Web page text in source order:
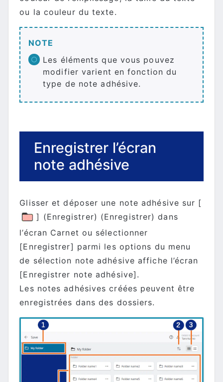
ou la couleur du texte.
NOTE
Les éléments que vous pouvez
modifier varient en fonction du
type de note adhésive.
Enregistrer l’écran
note adhésive
Glisser et déposer une note adhésive sur [
] (Enregistrer) (Enregistrer) dans
l’écran Carnet ou sélectionner
[Enregistrer] parmi les options du menu
de sélection note adhésive affiche l’écran
[Enregistrer note adhésive].
Les notes adhésives créées peuvent être
enregistrées dans des dossiers.